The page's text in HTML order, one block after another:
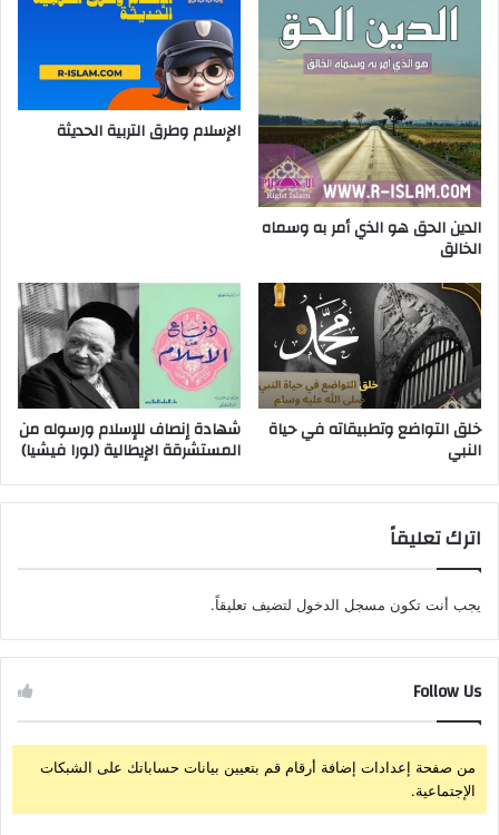
الدين الحق هو الذي أمر به وسماه
الخالق
الإسلام وطرق التربية الحديثة
خلق التواضع وتطبيقاته في حياة
النبي
شهادة إنصاف للإسلام ورسوله من
المستشرقة الإيطالية (لورا فيشيا)
اترك تعليقاً
يجب أنت تكون مسجل الدخول لتضيف تعليقاً.
Follow Us
من صفحة إعدادات إضافة أرقام قم بتعيين بيانات حساباتك على الشبكات
الإجتماعية.